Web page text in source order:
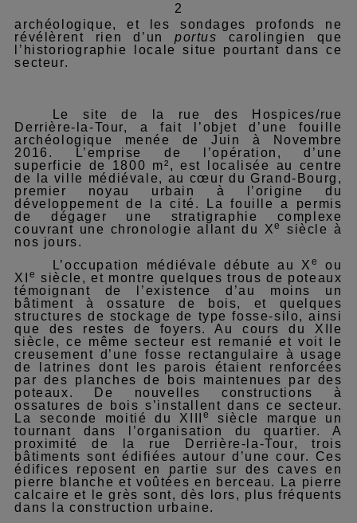
2
archéologique, et les sondages profonds ne
révélèrent rien d’unportus carolingien que
l’historiographie locale situe pourtant dans ce
secteur.
Le site de la rue des Hospices/rue
Derrière-la-Tour, a fait l’objet d’une fouille
archéologique menée de Juin à Novembre
2016. L’emprise de l’opération, d’une
superficie de 1800 m², est localisée au centre
de la ville médiévale, au cœur du Grand-Bourg,
premier noyau urbain à l’origine du
développement de la cité. La fouille a permis
de dégager une stratigraphie complexe
couvrant une chronologie allant du Xe
siècle à
nos jours.
L’occupation médiévale débute au X e
ou
XI
e siècle, et montre quelques trous de poteaux
témoignant de l’existence d’au moins un
bâtiment à ossature de bois, et quelques
structures de stockage de type fosse-silo, ainsi
que des restes de foyers. Au cours du XIIe
siècle, ce même secteur est remanié et voit le
creusement d’une fosse rectangulaire à usage
de latrines dont les parois étaient renforcées
par des planches de bois maintenues par des
poteaux. De nouvelles constructions à
ossatures de bois s’installent dans ce secteur.
La seconde moitié du XIII
e
siècle marque un
tournant dans l’organisation du quartier. A
proximité de la rue Derrière-la-Tour, trois
bâtiments sont édifiées autour d’une cour. Ces
édifices reposent en partie sur des caves en
pierre blanche et voûtées en berceau. La pierre
calcaire et le grès sont, dès lors, plus fréquents
dans la construction urbaine.